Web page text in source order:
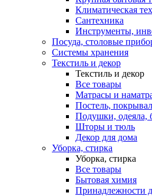
Климатическая
Сантехника
Инструменты,
Посуда, столовые
Системы хранения
Текстиль и декор
Текстиль и декор
Все товары
Матрасы и
Постель,
Подушки, одеяла,
Шторы и тюль
Декор для дома
Уборка, стирка
Уборка, стирка
Все товары
Бытовая химия
Принадлежности